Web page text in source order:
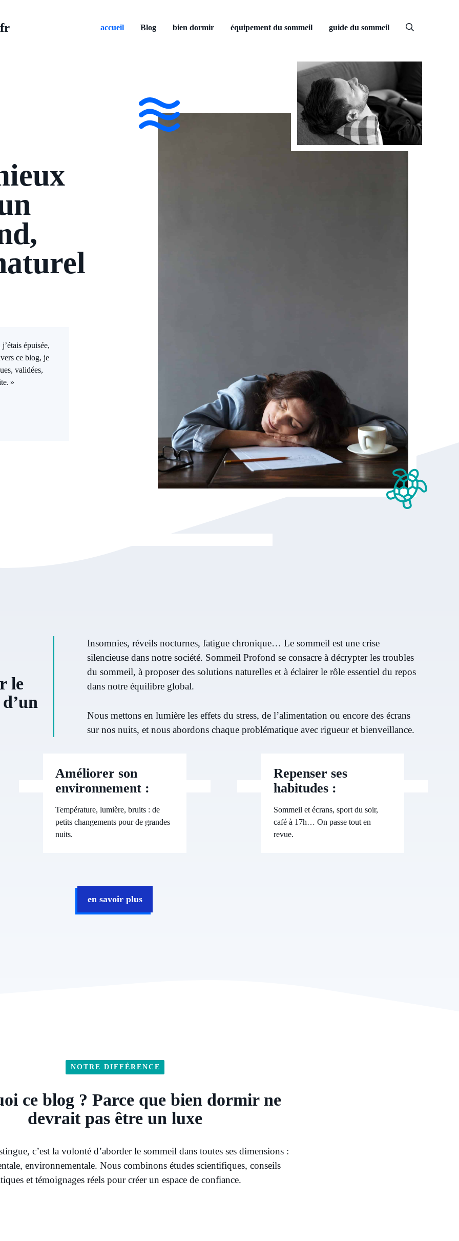
accueil Blog bien dormir équipement du sommeil guide du sommeil
épuisée,
ce blog, je
validées,
»
le
Insomnies, réveils nocturnes, fatigue chronique… Le sommeil est une crise
silencieuse dans notre société. Sommeil Profond se consacre à décrypter les troubles
du sommeil, à proposer des solutions naturelles et à éclairer le rôle essentiel du repos
dans notre équilibre global.
Nous mettons en lumière les effets du stress, de l’alimentation ou encore des écrans
sur nos nuits, et nous abordons chaque problématique avec rigueur et bienveillance.
Améliorer son
environnement :
Température, lumière, bruits : de
petits changements pour de grandes
nuits.
Repenser ses
habitudes :
Sommeil et écrans, sport du soir,
café à 17h… On passe tout en
revue.
en savoir plus
NOTRE DIFFÉRENCE
ce blog ? Parce que bien dormir ne
devrait pas être un luxe
c’est la volonté d’aborder le sommeil dans toutes ses dimensions :
environnementale. Nous combinons études scientifiques, conseils
et témoignages réels pour créer un espace de confiance.